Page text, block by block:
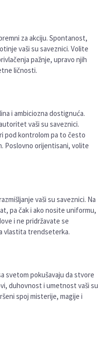
za akciju. Spontanost,
vaši su saveznici. Volite
pažnje, upravo njih
ličnosti.
i ambiciozna dostignuća.
vaši su saveznici.
pod kontrolom pa to često
Poslovno orijentisani, volite
vaši su saveznici. Na
pa čak i ako nosite uniformu,
i ne pridržavate se
vlastita trendseterka.
svetom pokušavaju da stvore
duhovnost i umetnost vaši su
spoj misterije, magije i